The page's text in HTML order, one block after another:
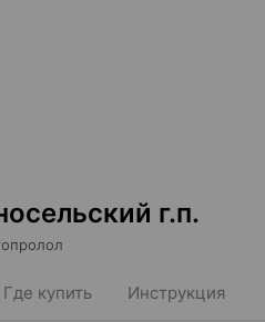
г.п.
Где купить Инструкция